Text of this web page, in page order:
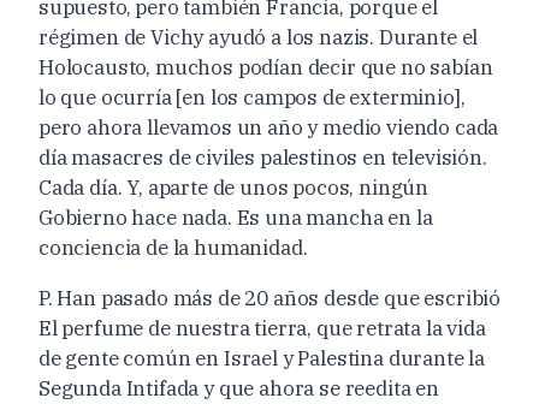
supuesto, pero también Francia, porque el
régimen de Vichy ayudó a los nazis. Durante el
Holocausto, muchos podían decir que no sabían
lo que ocurría [en los campos de exterminio],
pero ahora llevamos un año y medio viendo cada
día masacres de civiles palestinos en televisión.
Cada día. Y, aparte de unos pocos, ningún
Gobierno hace nada. Es una mancha en la
conciencia de la humanidad.
P. Han pasado más de 20 años desde que escribió
El perfume de nuestra tierra, que retrata la vida
de gente común en Israel y Palestina durante la
Segunda Intifada y que ahora se reedita en